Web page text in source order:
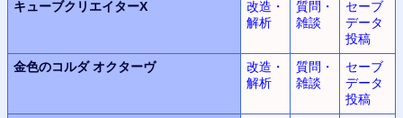
キューブクリエイターX
改造・
解析
質問・
雑談
セーブ
データ
投稿
金色のコルダオクターヴ
改造・
解析
質問・
雑談
セーブ
データ
投稿